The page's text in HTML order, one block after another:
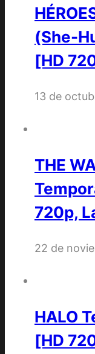
(She-
[HD
13 de
THE
720p,
22 de
HALO
[HD